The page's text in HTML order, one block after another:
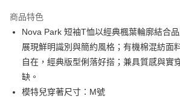
合作金庫商業銀行
華南商業銀行
彰化商業
上海商業儲蓄銀行
台北富邦
國泰世華商業銀行
兆豐國際
臺灣中小企業銀行
匯豐（台灣）商業銀行
6 期 0 利率 每期
華南商業銀行
彰化商業
上海商業儲蓄銀行
台北富邦
國泰世華商業銀行
臺灣中小企業銀行
LINE Pay
Apple Pay
街口支付
商品特色
Nova Park 短袖T恤以經典楓葉輪廓結合
展現鮮明識別與簡約風格；有機棉混紡面
自在，經典版型俐落好搭；兼具質感與實
缺。
模特兒穿著尺寸：M號